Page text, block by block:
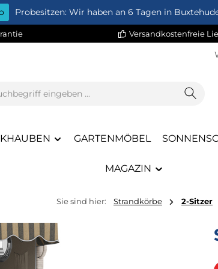
Probesitzen: Wir haben an 6 Tagen in
Versandkostenfreie
GARTENMÖBEL
MAGAZIN
Sie sind hier: Strandkörbe 2-Sitzer